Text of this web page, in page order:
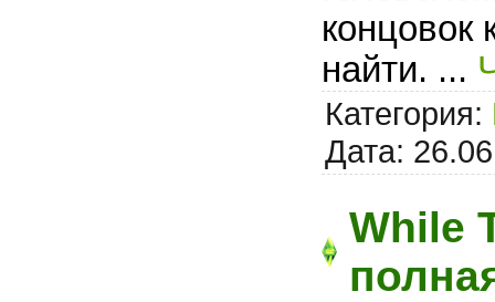
концовок
найти. ...
Категория:
Дата:
While